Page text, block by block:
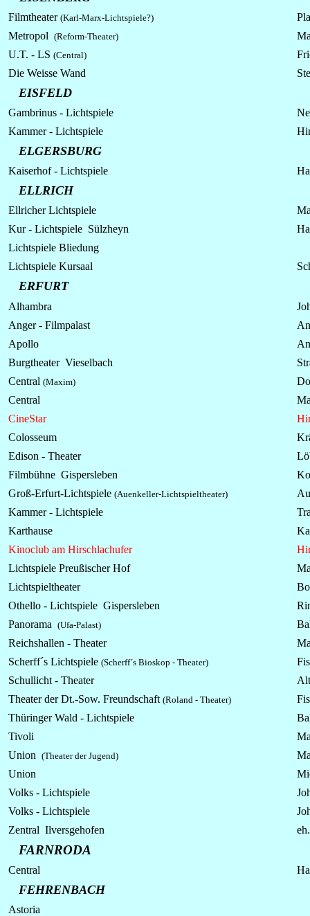
Filmtheater (Karl-Marx-Lichtspiele?)
Metropol (Reform-Theater)
U.T. - LS (Central)
Die Weisse Wand
EISFELD
Gambrinus - Lichtspiele
Kammer - Lichtspiele
ELGERSBURG
Kaiserhof - Lichtspiele
ELLRICH
Ellricher Lichtspiele
Kur - Lichtspiele Sülzheyn
Lichtspiele Bliedung
Lichtspiele Kursaal
ERFURT
Alhambra
Anger - Filmpalast
Apollo
Burgtheater Vieselbach
Central (Maxim)
Central
CineStar
Colosseum
Edison - Theater
Filmbühne Gispersleben
Groß-Erfurt-Lichtspiele (Auenkeller-Lichtspieltheater)
Kammer - Lichtspiele
Karthause
Kinoclub am Hirschlachufer
Lichtspiele Preußischer Hof
Lichtspieltheater
Othello - Lichtspiele Gispersleben
Panorama (Ufa-Palast)
Reichshallen - Theater
Scherff´s Lichtspiele (Scherff´s Bioskop - Theater)
Schullicht - Theater
Theater der Dt.-Sow. Freundschaft (Roland - Theater)
Thüringer Wald - Lichtspiele
Tivoli
Union (Theater der Jugend)
Union
Volks - Lichtspiele
Volks - Lichtspiele
Zentral Ilversgehofen
FARNRODA
Central
FEHRENBACH
Astoria